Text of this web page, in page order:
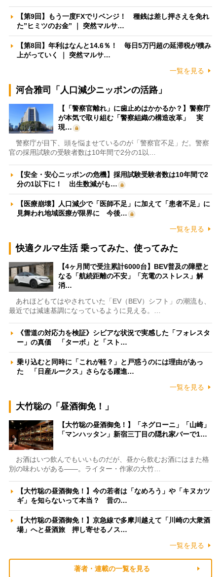
【第9回】もう一度FXでリベンジ！ 種銭は差し押さえを免れ
た”ヒミツのお金” ｜ 突然マルサ…
【第8回】年利はなんと14.6％！ 毎日5万円超の延滞税が積み
上がっていく ｜ 突然マルサ…
一覧を見る
河合雅司「人口減少ニッポンの活路」
【「警察官離れ」に歯止めはかかるか？】警察庁
が本気で取り組む「警察組織の構造改革」 実
現…
警察庁が目下、頭を悩ませているのが「警察官不足」だ。警察
官の採用試験の受験者数は10年間で2分の1以…
【安全・安心ニッポンの危機】採用試験受験者数は10年間で2
分の1以下に！ 出生数減がも…
【医療崩壊】人口減少で「医師不足」に加えて「患者不足」に
見舞われ地域医療が限界に 今後…
一覧を見る
快適クルマ生活 乗ってみた、使ってみた
【4ヶ月間で受注累計6000台】BEV普及の障壁と
なる「航続距離の不安」「充電のストレス」解
消…
あれほどもてはやされていた「EV（BEV）シフト」の潮流も、
最近では減速基調になっているように見える。…
《雪道の対応力を検証》シビアな状況で実感した「フォレスタ
ー」の真価 「ターボ」と「スト…
乗り込むと同時に「これが軽？」と戸惑うのには理由があっ
た 「日産ルークス」さらなる躍進…
一覧を見る
大竹聡の「昼酒御免！」
【大竹聡の昼酒御免！】「ネグローニ」「山崎」
「マンハッタン」新宿三丁目の隠れ家バーで1…
お酒はいつ飲んでもいいものだが、昼から飲むお酒にはまた格
別の味わいがある――。ライター・作家の大竹…
【大竹聡の昼酒御免！】今の若者は「なめろう」や「キヌカツ
ギ」を知らないって本当？ 昔の…
【大竹聡の昼酒御免！】京急線で多摩川越えて「川崎の大衆酒
場」へと昼酒旅 押し寄せるノス…
一覧を見る
著者・連載の一覧を見る